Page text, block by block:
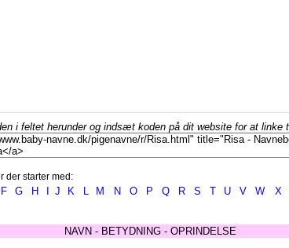
i feltet herunder og indsæt koden på dit website for at linke
der starter med:
F G H J K L M N O P Q R S T U V W X
NAVN - BETYDNING - OPRINDELSE